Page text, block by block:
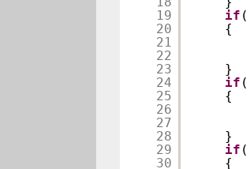
19
20
21
22
23
24
25
26
27
28
29
30
if
{
}
if
{
}
if
{